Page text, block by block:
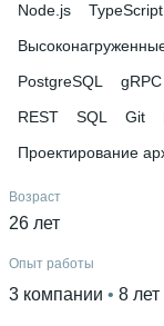
Node.js TypeScript
PostgreSQL
gRPC
REST
SQL Git
Проектирование
Возраст
26 лет
Опыт работы
3 компании 8